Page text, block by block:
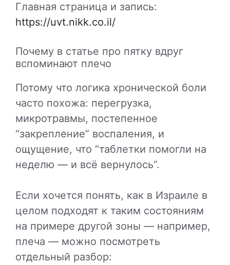
Главная страница и запись:
https://uvt.nikk.co.il/
Почему в статье про пятку вдруг
вспоминают плечо
Потому что логика хронической боли
часто похожа: перегрузка,
микротравмы, постепенное
“закрепление” воспаления, и
ощущение, что “таблетки помогли на
неделю — и всё вернулось”.
Если хочется понять, как в Израиле в
целом подходят к таким состояниям
на примере другой зоны — например,
плеча — можно посмотреть
отдельный разбор: